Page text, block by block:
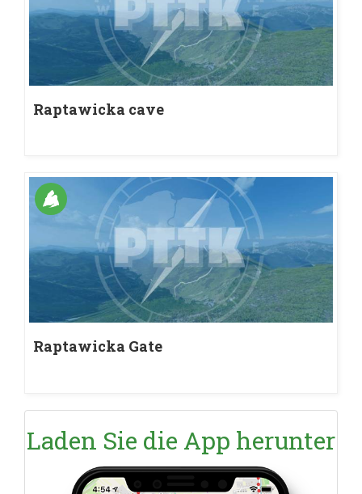
Raptawicka cave
Raptawicka Gate
Laden Sie die App herunter